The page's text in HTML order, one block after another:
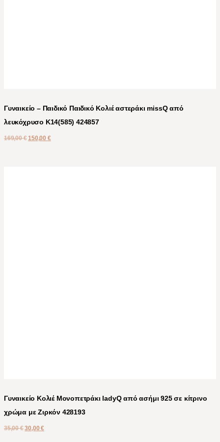
Γυναικείο – Παιδικό Παιδικό Κολιέ αστεράκι missQ από
λευκόχρυσο Κ14(585) 424857
169,00€ 150,00 €
Γυναικείο Κολιέ Μονοπετράκι ladyQ από ασήμι 925 σε κίτρινο
χρώμα με Ζιρκόν 428193
35,00€ 30,00€